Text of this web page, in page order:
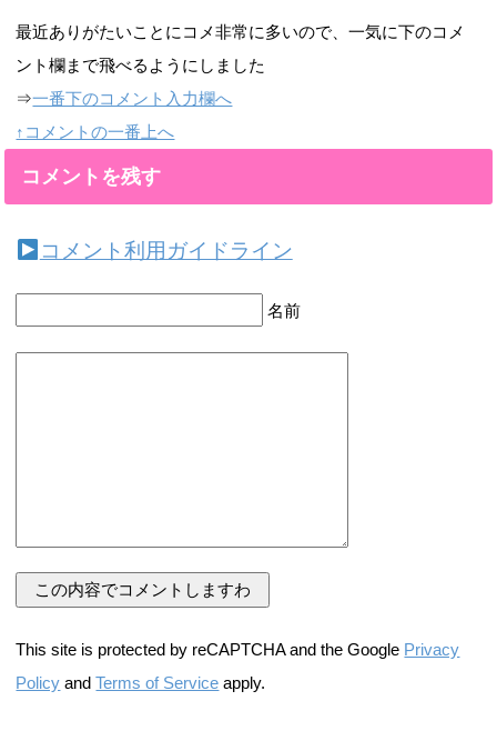
最近ありがたいことにコメ非常に多いので、一気に下のコメ
ント欄まで飛べるようにしました
⇒一番下のコメント入力欄へ
↑コメントの一番上へ
コメントを残す
コメント利用ガイドライン
名前
This site is protected by reCAPTCHA and the Google Privacy
Policy andTerms of Service apply.